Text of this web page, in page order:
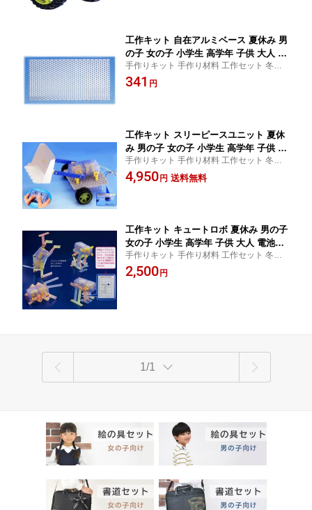
工作キット 自在アルミベース 夏休み 男
の子 女の子 小学生 高学年 子供 大人 子
供会
手作りキット 手作り材料 工作セット 冬休
み 小学校 子ども 自由工作 自由研究 工作 ロ
ボット ロボコン ビンゴ 景品 簡単
341 円
工作キット スリーピースユニット 夏休
み 男の子 女の子 小学生 高学年 子供 大
人 電池別売り 子供会
手作りキット 手作り材料 工作セット 冬休
み 小学校 子ども 自由工作 自由研究 工作 ロ
ボット ロボコン ビンゴ 景品 簡単
4,950 円 送料無料
工作キット キュートロボ 夏休み 男の子
女の子 小学生 高学年 子供 大人 電池別
売り 子供会
手作りキット 手作り材料 工作セット 冬休
み 小学校 子ども 自由工作 自由研究 工作 ロ
ボット ロボコン ビンゴ 景品 簡単
2,500 円
1/1